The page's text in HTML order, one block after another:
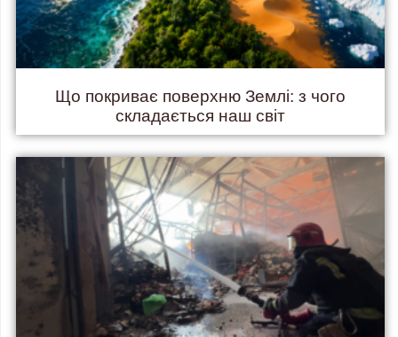
Що покриває поверхню Землі: з чого
складається наш світ